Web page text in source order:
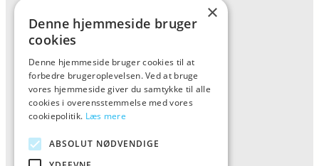
Forside
Kontakt
Oversigt artikler
Kiinkiintoktok
×
Denne hjemmeside bruger
cookies
Denne hjemmeside bruger cookies til at
forbedre brugeroplevelsen. Ved at bruge
vores hjemmeside giver du samtykke til alle
cookies i overensstemmelse med vores
cookiepolitik. Læs mere
ABSOLUT NØDVENDIGE